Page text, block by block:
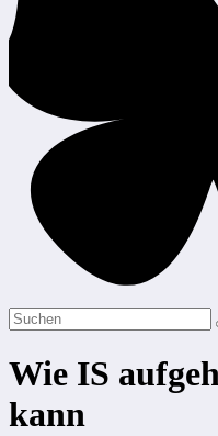
Wie IS
kann